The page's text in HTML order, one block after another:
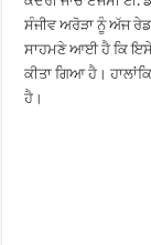
ਸੰਜੀਵ ਅਰੋੜਾ ਨੂੰ ਅੱਜ
ਸਾਹਮਣੇ ਆਈ ਹੈ ਕਿ ਇਸੇ
ਕੀਤਾ ਗਿਆ ਹੈ।
ਹੈ।